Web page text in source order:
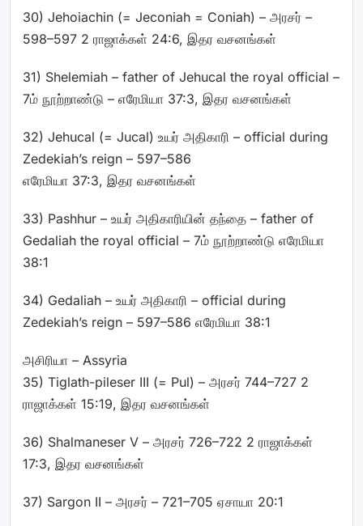
30) Jehoiachin (= Jeconiah = Coniah) – அரசர் –
598–597 2 ராஜாக்கள் 24:6, இதர வசனங்கள்
31) Shelemiah – father of Jehucal the royal official –
7ம் நூற்றாண்டு – எரேமியா 37:3, இதர வசனங்கள்
32) Jehucal (= Jucal) உயர் அதிகாரி – official during
Zedekiah’s reign – 597–586
எரேமியா 37:3, இதர வசனங்கள்
33) Pashhur – உயர் அதிகாரியின் தந்தை – father of
Gedaliah the royal official – 7ம் நூற்றாண்டு எரேமியா
38:1
34) Gedaliah – உயர் அதிகாரி – official during
Zedekiah’s reign – 597–586 எரேமியா 38:1
அசிரியா – Assyria
35) Tiglath-pileser III (= Pul) – அரசர் 744–727 2
ராஜாக்கள் 15:19, இதர வசனங்கள்
36) Shalmaneser V – அரசர் 726–722 2 ராஜாக்கள்
17:3, இதர வசனங்கள்
37) Sargon II – அரசர் – 721–705 ஏசாயா 20:1